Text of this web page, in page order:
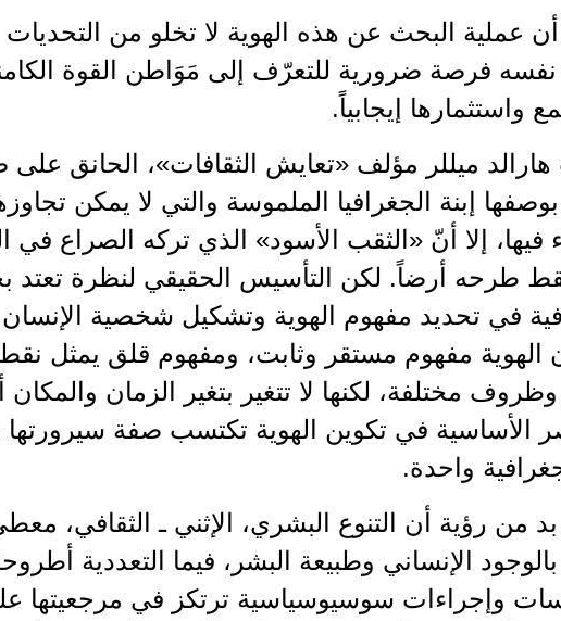
عملية البحث عن هذه الهوية لا تخلو من التحديات
نفسه فرصة ضرورية للتعرّف إلى مَوَاطن القوة
واستثمارها إيجابياً.
ميللر مؤلف «تعايش الثقافات»، الحانق على
بوصفها إبنة الجغرافيا الملموسة والتي لا يمكن
فيها، إلا أنّ «الثقب الأسود» الذي تركه الصراع
طرحه أرضاً. لكن التأسيس الحقيقي لنظرة تعتد
في تحديد مفهوم الهوية وتشكيل شخصية
الهوية مفهوم مستقر وثابت، ومفهوم قلق يمثل
مختلفة، لكنها لا تتغير بتغير الزمان والمكان
الأساسية في تكوين الهوية تكتسب صفة سيرورتها
واحدة.
بد من رؤية أن التنوع البشري، الإثني ـ الثقافي،
الإنساني وطبيعة البشر، فيما التعددية
وإجراءات سوسيوسياسية ترتكز في مرجعيتها